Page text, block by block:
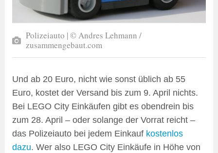
Polizeiauto | © Andres Lehmann /
zusammengebaut.com
Und ab 20 Euro, nicht wie sonst üblich ab 55
Euro, kostet der Versand bis zum 9. April nichts.
Bei LEGO City Einkäufen gibt es obendrein bis
zum 28. April – oder solange der Vorrat reicht –
das Polizeiauto bei jedem Einkauf kostenlos
dazu. Wer also LEGO City Einkäufe in Höhe von